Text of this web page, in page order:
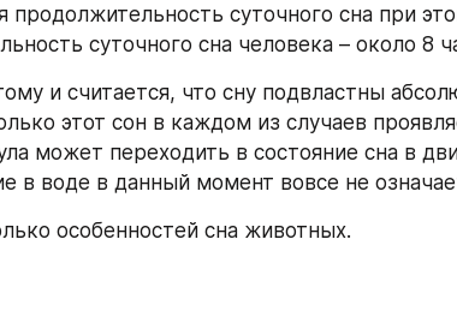
продолжительность суточного сна при
суточного сна человека – около 8
и считается, что сну подвластны
этот сон в каждом из случаев
может переходить в состояние сна в
в воде в данный момент вовсе не
особенностей сна животных.